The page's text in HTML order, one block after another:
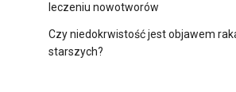
leczeniu nowotworów
Czy niedokrwistość jest objawem
starszych?